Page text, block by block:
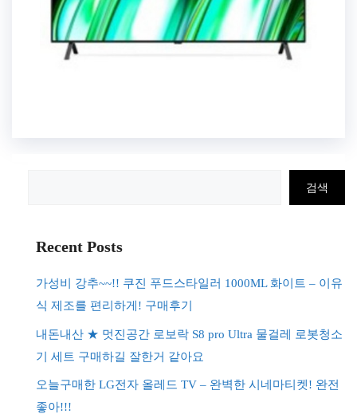
검색
Recent Posts
가성비 강추~~!! 쿠진 푸드스타일러 1000ML 화이트 – 이유
식 제조를 편리하게! 구매후기
내돈내산 ★ 멋진공간 로보락 S8 pro Ultra 물걸레 로봇청소
기 세트 구매하길 잘한거 같아요
오늘구매한 LG전자 올레드 TV – 완벽한 시네마티켓! 완전
좋아!!!